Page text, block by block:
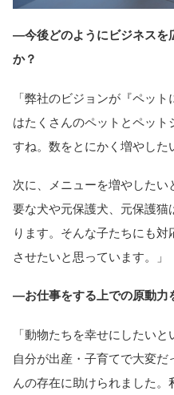
―今後どのようにビジネスを
か？
「弊社のビジョンが『ペッ
はたくさんのペットとペッ
すね。数をとにかく増やした
次に、メニューを増やした
要な犬や元保護犬、元保護猫
ります。そんな子たちにも
させたいと思っています。」
―お仕事をする上での原動力
「動物たちを幸せにしたい
自分が出産・子育てで大変だ
んの存在に助けられました